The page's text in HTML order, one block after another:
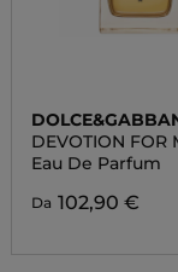
DEVOTION FOR
Eau De Parfum
Da 102,90 €